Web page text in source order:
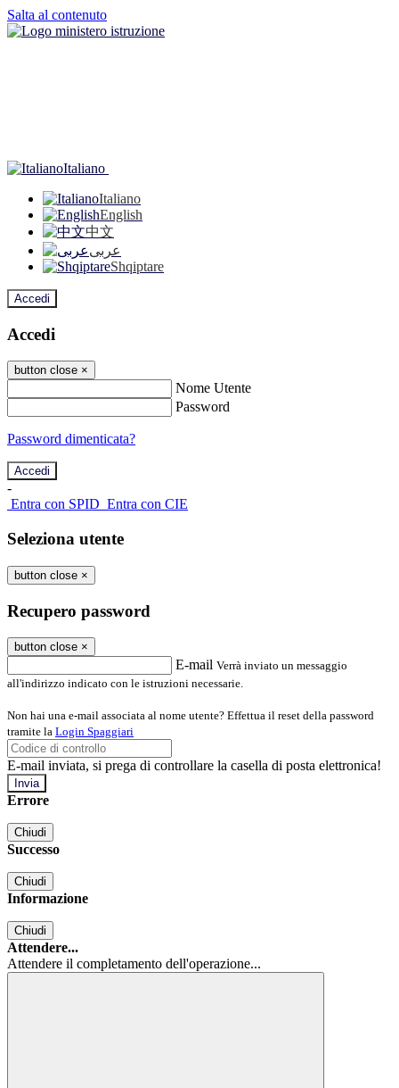
Salta al contenuto
Italiano
Italiano
English
中文
عربى
Shqiptare
Accedi
Accedi
button close ×
Nome Utente
Password
Password dimenticata?
-
Entra con SPID Entra con CIE
Seleziona utente
button close ×
Recupero password
button close ×
E-mail Verrà inviato un messaggio
all'indirizzo indicato con le istruzioni necessarie.
Non hai una e-mail associata al nome utente? Effettua il reset della password
tramite la Login Spaggiari
E-mail inviata, si prega di controllare la casella di posta elettronica!
Errore
Chiudi
Successo
Chiudi
Informazione
Chiudi
Attendere...
Attendere il completamento dell'operazione...